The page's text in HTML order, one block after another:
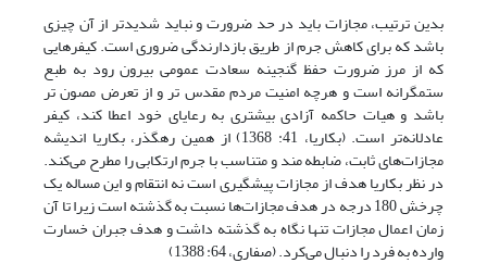
بدین ترتیب، مجازات باید در حد ضرورت و نباید شدیدتر از آن چیزی
باشد که برای کاهش جرم از طریق بازدارندگی ضروری است. کیفرهایی
که از مرز ضرورت حفظ گنجینه سعادت عمومی بیرون رود به طبع
ستمگرانه است و هرچه امنیت مردم مقدس تر و از تعرض مصون تر
باشد و هیات حاکمه آزادی بیشتری به رعایای خود اعطا کند، کیفر
عادلانه‌تر است. (بکاریا، 41: 1368) از همین رهگذر، بکاریا اندیشه
مجازات‌های ثابت، ضابطه مند و متناسب با جرم ارتکابی را مطرح می‌کند.
در نظر بکاریا هدف از مجازات پیشگیری است نه انتقام و این مساله یک
چرخش 180 درجه در هدف مجازات‌ها نسبت به گذشته است زیرا تا آن
زمان اعمال مجازات تنها نگاه به گذشته داشت و هدف جبران خسارت
وارده به فرد را دنبال می‌کرد. (صفاری، 64: 1388)